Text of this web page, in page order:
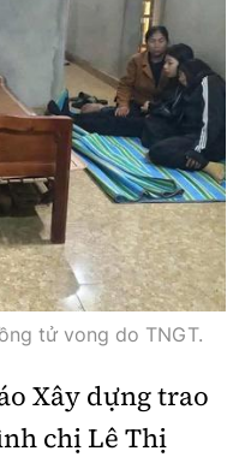
tử vong do TNGT.
Xây dựng trao
chị Lê Thị